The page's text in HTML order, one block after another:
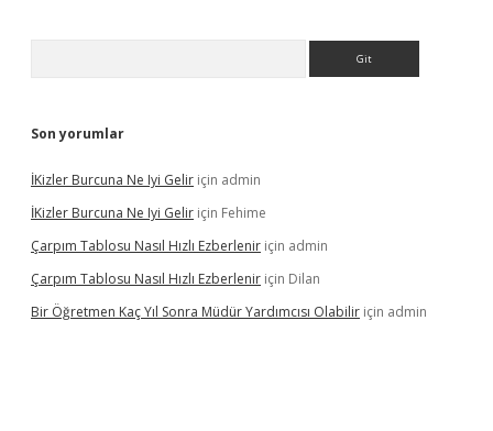
Son yorumlar
İKizler Burcuna Ne Iyi Gelir için admin
İKizler Burcuna Ne Iyi Gelir için Fehime
Çarpım Tablosu Nasıl Hızlı Ezberlenir için admin
Çarpım Tablosu Nasıl Hızlı Ezberlenir için Dilan
Bir Öğretmen Kaç Yıl Sonra Müdür Yardımcısı Olabilir için admin